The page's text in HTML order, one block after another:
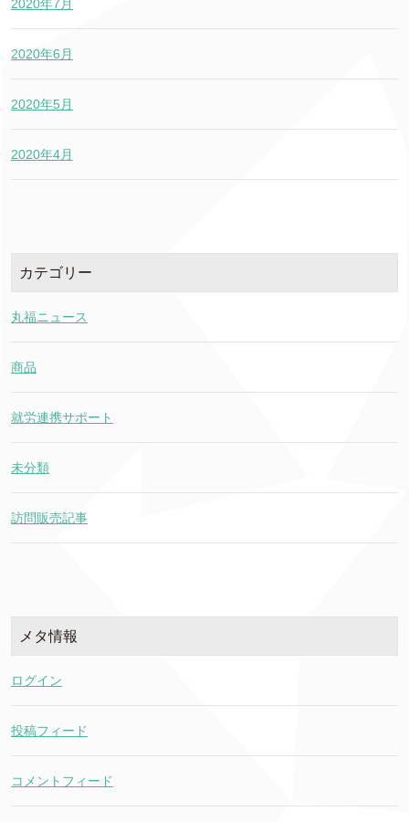
2020年7月
2020年6月
2020年5月
2020年4月
カテゴリー
丸福ニュース
商品
就労連携サポート
未分類
訪問販売記事
メタ情報
ログイン
投稿フィード
コメントフィード